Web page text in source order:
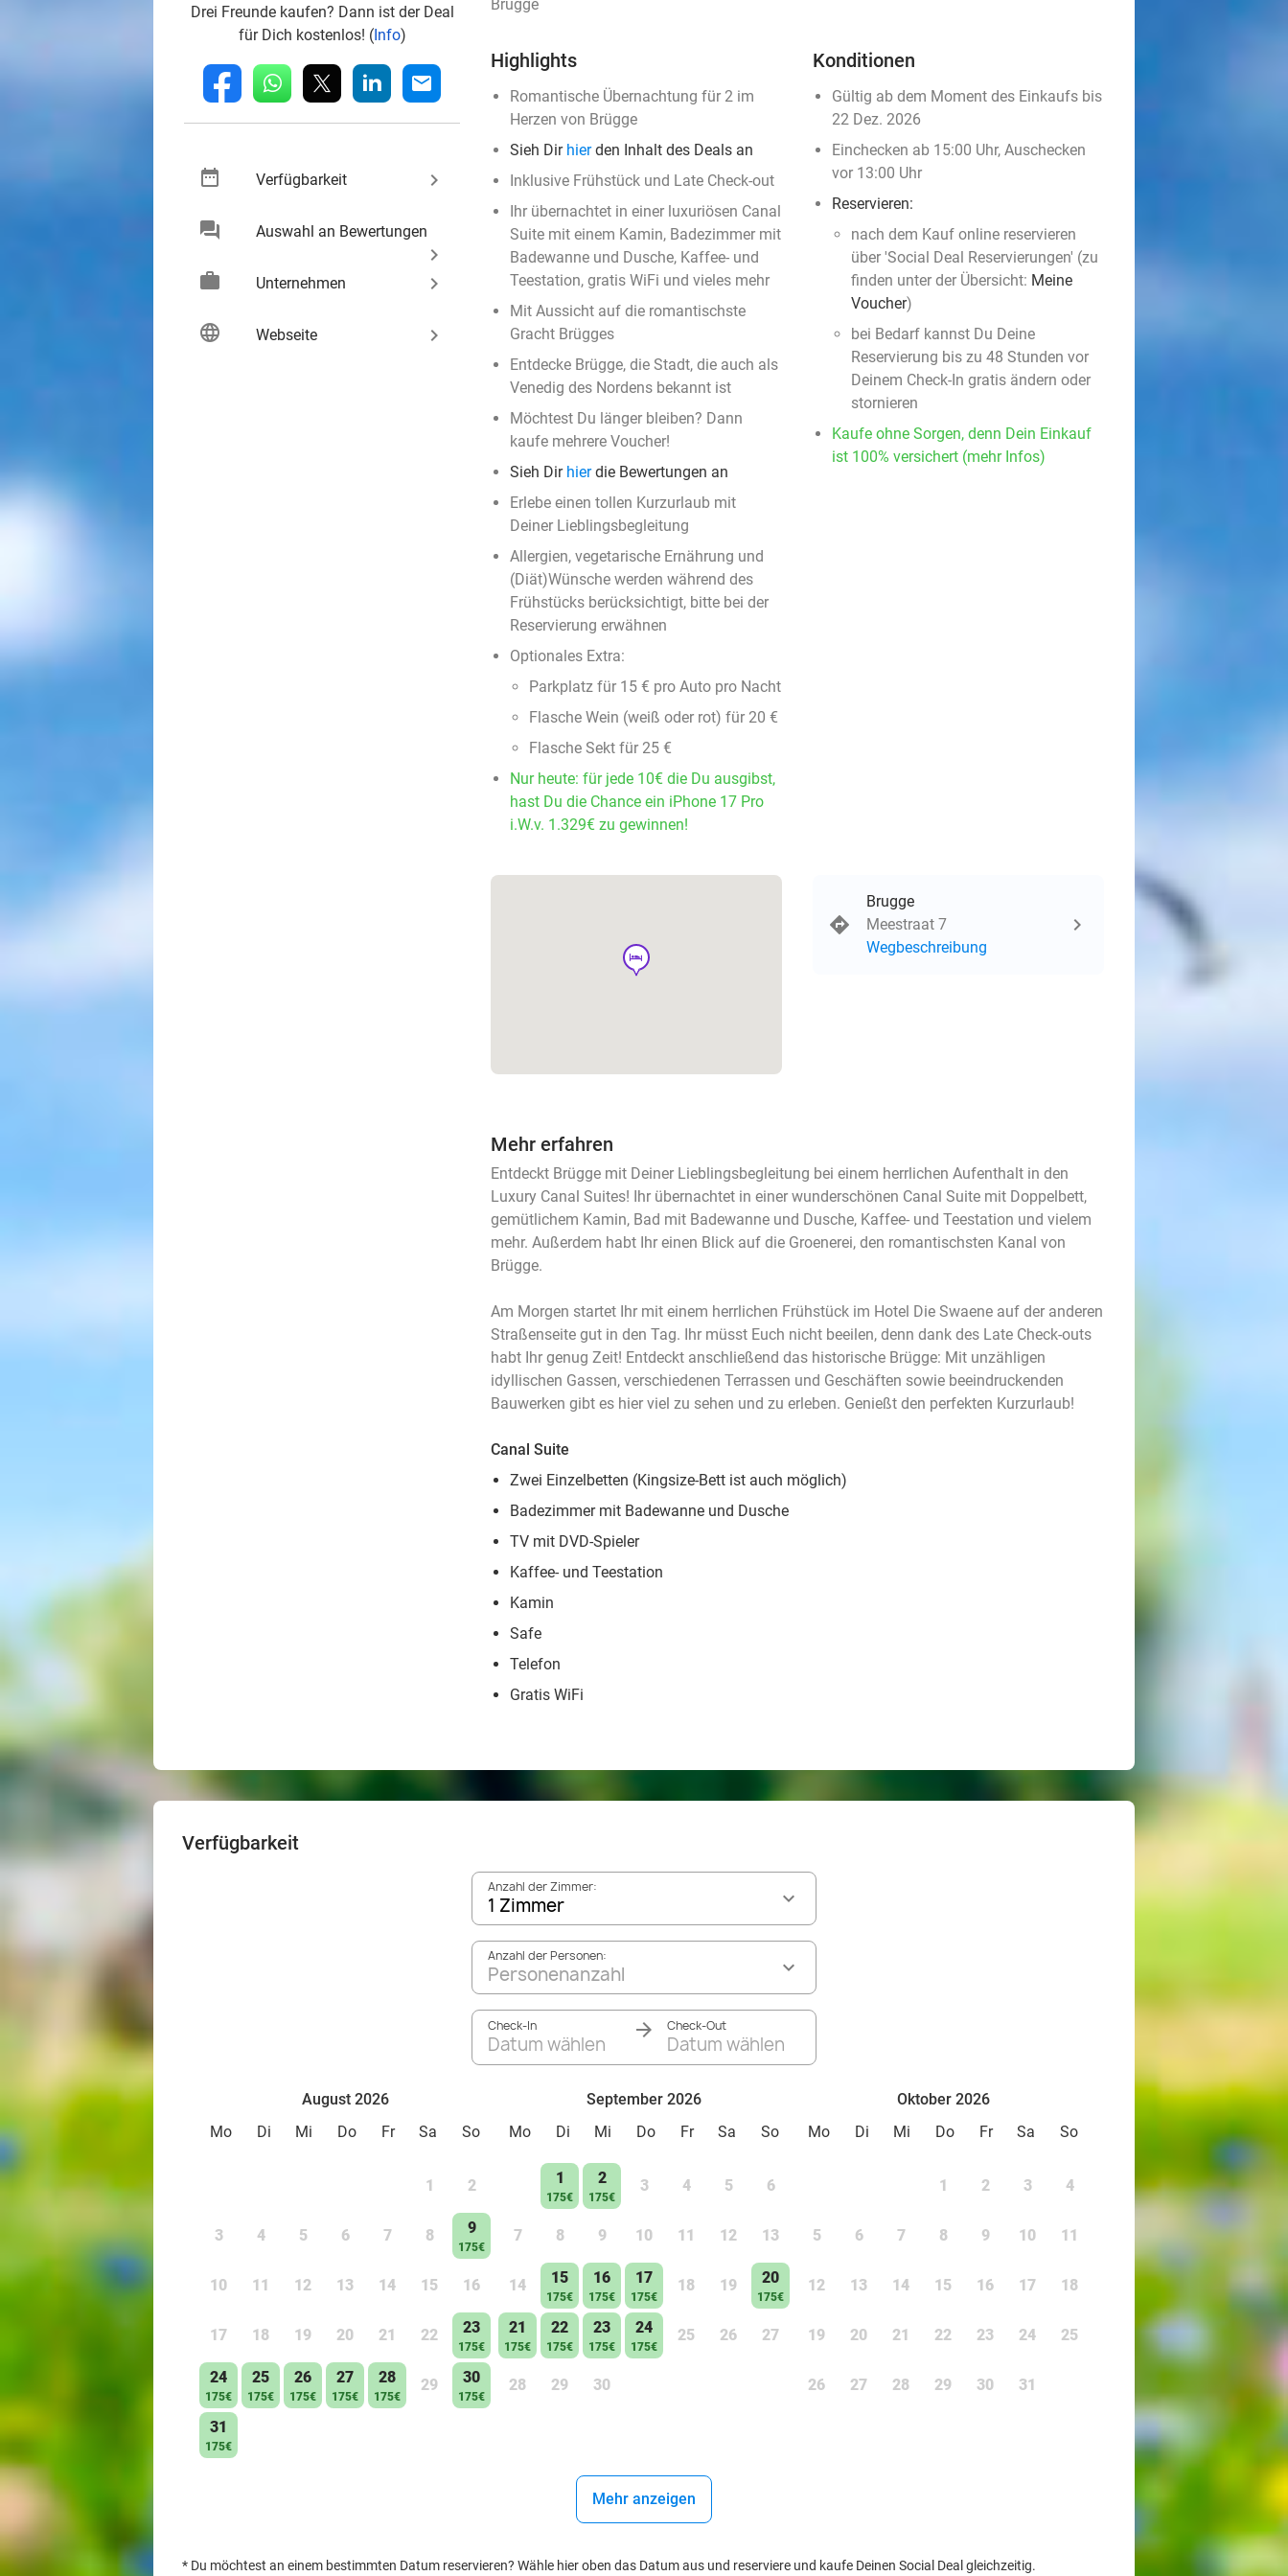
Drei Freunde kaufen? Dann ist der Deal
für Dich kostenlos! (Info)
fb whatsapp linkedin mail
date_range Verfügbarkeit keyboard_arrow_right
chat Auswahl an Bewertungen
keyboard_arrow_right
work
Unternehmen keyboard_arrow_right
language Webseite keyboard_arrow_right
Brugge
Highlights
Romantische Übernachtung für 2 im
Herzen von Brügge
Sieh Dir hierden Inhalt des Deals an
Inklusive Frühstück und Late Check-out
Ihr übernachtet in einer luxuriösen Canal
Suite mit einem Kamin, Badezimmer mit
Badewanne und Dusche, Kaffee- und
Teestation, gratis WiFi und vieles mehr
Mit Aussicht auf die romantischste
Gracht Brügges
Entdecke Brügge, die Stadt, die auch als
Venedig des Nordens bekannt ist
Möchtest Du länger bleiben? Dann
kaufe mehrere Voucher!
Sieh Dir hierdie Bewertungen an
Erlebe einen tollen Kurzurlaub mit
Deiner Lieblingsbegleitung
Allergien, vegetarische Ernährung und
(Diät)Wünsche werden während des
Frühstücks berücksichtigt, bitte bei der
Reservierung erwähnen
Optionales Extra:
Parkplatz für 15 € pro Auto pro Nacht
Flasche Wein (weiß oder rot) für 20 €
Flasche Sekt für 25 €
Nur heute: für jede 10€ die Du ausgibst,
hast Du die Chance ein iPhone 17 Pro
i.W.v. 1.329€ zu gewinnen!
Konditionen
Gültig ab dem Moment des Einkaufs bis
22 Dez. 2026
Einchecken ab 15:00 Uhr, Auschecken
vor 13:00 Uhr
Reservieren:
nach dem Kauf online reservieren
über 'Social Deal Reservierungen' (zu
finden unter der Übersicht: Meine
Voucher)
bei Bedarf kannst Du Deine
Reservierung bis zu 48 Stunden vor
Deinem Check-In gratis ändern oder
stornieren
Kaufe ohne Sorgen, denn Dein Einkauf
ist 100% versichert (mehr Infos)
hotel
Brugge
Meestraat 7
Wegbeschreibung
Mehr erfahren
Entdeckt Brügge mit Deiner Lieblingsbegleitung bei einem herrlichen Aufenthalt in den
Luxury Canal Suites! Ihr übernachtet in einer wunderschönen Canal Suite mit Doppelbett,
gemütlichem Kamin, Bad mit Badewanne und Dusche, Kaffee- und Teestation und vielem
mehr. Außerdem habt Ihr einen Blick auf die Groenerei, den romantischsten Kanal von
Brügge.
Am Morgen startet Ihr mit einem herrlichen Frühstück im Hotel Die Swaene auf der anderen
Straßenseite gut in den Tag. Ihr müsst Euch nicht beeilen, denn dank des Late Check-outs
habt Ihr genug Zeit! Entdeckt anschließend das historische Brügge: Mit unzähligen
idyllischen Gassen, verschiedenen Terrassen und Geschäften sowie beeindruckenden
Bauwerken gibt es hier viel zu sehen und zu erleben. Genießt den perfekten Kurzurlaub!
Canal Suite
Zwei Einzelbetten (Kingsize-Bett ist auch möglich)
Badezimmer mit Badewanne und Dusche
TV mit DVD-Spieler
Kaffee- und Teestation
Kamin
Safe
Telefon
Gratis WiFi
Verfügbarkeit
Anzahl der Zimmer:
1 Zimmer
Anzahl der Personen:
Personenanzahl
Check-In
Datum wählen
Check-Out
Datum wählen
August 2026
Mo
Di Mi Do Fr Sa So
1 2
3 4 5 6 7 8 9
175€
10 11 12 13 14 15 16
17 18 19 20 21 22 23
175€
24
175€
25
175€
26
175€
27
175€
28
175€
29 30
175€
31
175€
September 2026
Mo
Di Mi Do Fr Sa So
1
175€
2
175€
3 4 5 6
7 8 9 10 11 12 13
14 15
175€
16
175€
17
175€
18 19 20
175€
21
175€
22
175€
23
175€
24
175€
25 26 27
28 29 30
Oktober 2026
Mo
Di Mi Do Fr Sa So
1 2 3 4
5 6 7 8 9 10 11
12 13 14 15 16 17 18
19 20 21 22 23 24 25
26 27 28 29 30 31
Mehr anzeigen
* Du möchtest an einem bestimmten Datum reservieren? Wähle hier oben das Datum aus und reserviere und kaufe Deinen Social Deal gleichzeitig.